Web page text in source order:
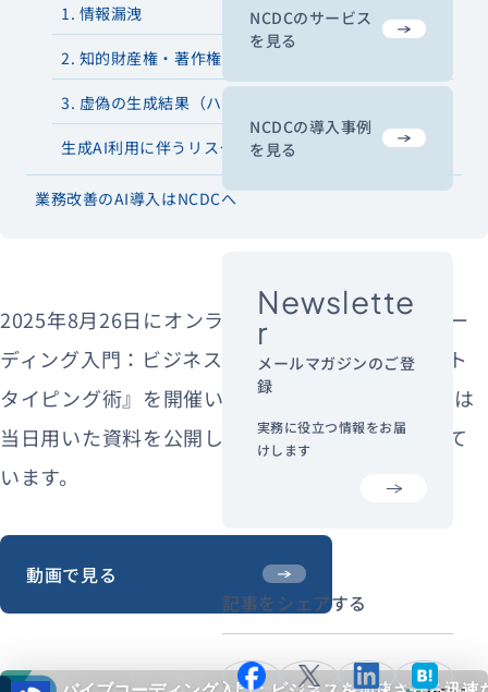
1. 情報漏洩
2. 知的財産権・著作権の侵害
3. 虚偽の生成結果（ハルシネーション）
生成AI利用に伴うリスク管理
業務改善のAI導入はNCDCへ
2025年8月26日にオンラインセミナー『バイブコー
ディング入門：ビジネスを加速させる迅速なプロト
タイピング術』を開催いたしました。 この記事では
当日用いた資料を公開し、そのポイントを解説して
います。
動画で見る
NCDCのサービス
を見る
NCDCの導入事例
を見る
Newslette
r
メールマガジンのご登
録
実務に役立つ情報をお届
けします
記事をシェアする